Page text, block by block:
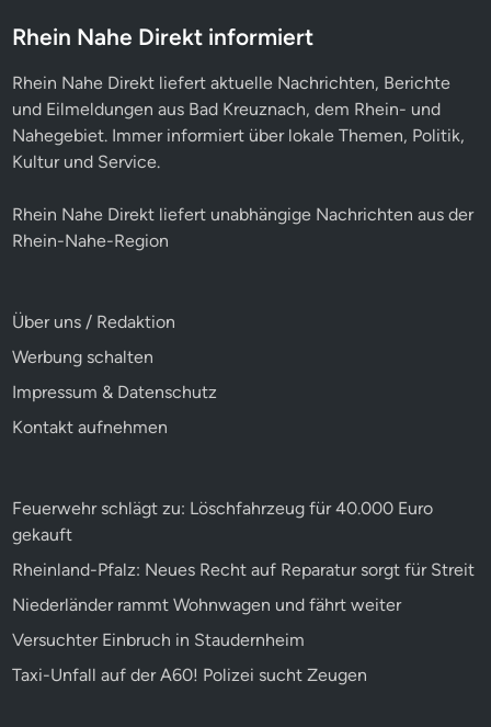
Rhein Nahe Direkt informiert
Rhein Nahe Direkt liefert aktuelle Nachrichten, Berichte
und Eilmeldungen aus Bad Kreuznach, dem Rhein- und
Nahegebiet. Immer informiert über lokale Themen, Politik,
Kultur und Service.
Rhein Nahe Direkt liefert unabhängige Nachrichten aus der
Rhein-Nahe-Region
Über uns / Redaktion
Werbung schalten
Impressum & Datenschutz
Kontakt aufnehmen
Feuerwehr schlägt zu: Löschfahrzeug für 40.000 Euro
gekauft
Rheinland-Pfalz: Neues Recht auf Reparatur sorgt für Streit
Niederländer rammt Wohnwagen und fährt weiter
Versuchter Einbruch in Staudernheim
Taxi-Unfall auf der A60! Polizei sucht Zeugen